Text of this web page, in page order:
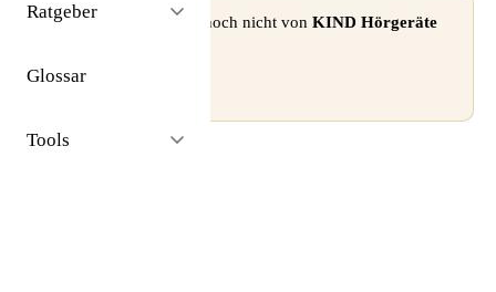
Ratgeber
Glossar
Tools
⚠ Dieses Profil wurde noch nicht von KIND Hörgeräte
Profil beanspruchen →